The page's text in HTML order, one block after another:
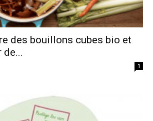
des bouillons cubes bio et
de...
1